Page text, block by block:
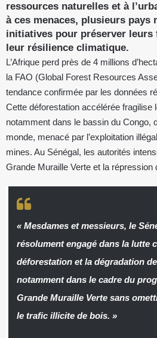
ressources naturelles et à
à ces menaces, plusieurs pays
initiatives pour préserver
leur résilience climatique.
L’Afrique perd près de 4 millions
la FAO (Global Forest Resources
tendance confirmée par les données
Cette déforestation accélérée fragilise
notamment dans le bassin du Congo,
monde, menacé par l’exploitation
mines. Au Sénégal, les autorités
Grande Muraille Verte et la répression
« Mesdames et messieurs, le
résolument engagé dans la lutte
déforestation et la dégradation
notamment dans le cadre du
Grande Muraille Verte sans
le trafic illicite de bois. »